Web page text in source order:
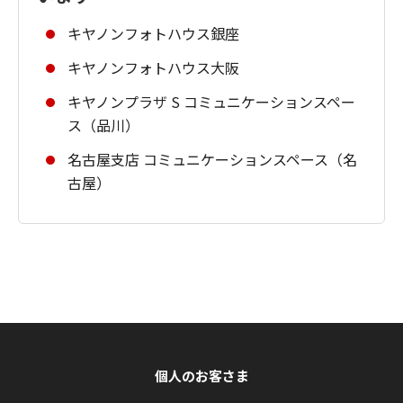
キヤノンフォトハウス銀座
キヤノンフォトハウス大阪
キヤノンプラザ S コミュニケーションスペー
ス（品川）
名古屋支店 コミュニケーションスペース（名
古屋）
個人のお客さま